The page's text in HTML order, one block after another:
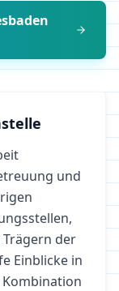
und
der
Einblicke in